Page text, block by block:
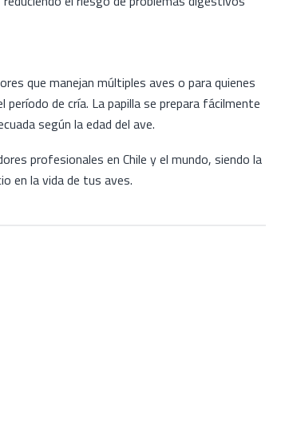
que manejan múltiples aves o para quienes
de cría. La papilla se prepara fácilmente
según la edad del ave.
profesionales en Chile y el mundo, siendo la
en la vida de tus aves.